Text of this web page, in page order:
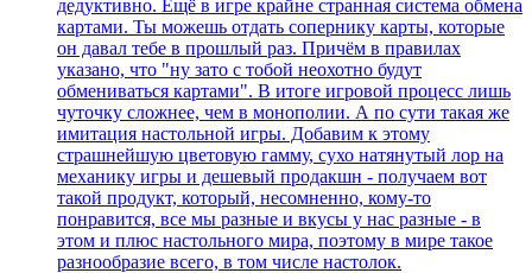
дедуктивно. Ещё в игре крайне странная система обмена
картами. Ты можешь отдать сопернику карты, которые
он давал тебе в прошлый раз. Причём в правилах
указано, что "ну зато с тобой неохотно будут
обмениваться картами". В итоге игровой процесс лишь
чуточку сложнее, чем в монополии. А по сути такая же
имитация настольной игры. Добавим к этому
страшнейшую цветовую гамму, сухо натянутый лор на
механику игры и дешевый продакшн - получаем вот
такой продукт, который, несомненно, кому-то
понравится, все мы разные и вкусы у нас разные - в
этом и плюс настольного мира, поэтому в мире такое
разнообразие всего, в том числе настолок.